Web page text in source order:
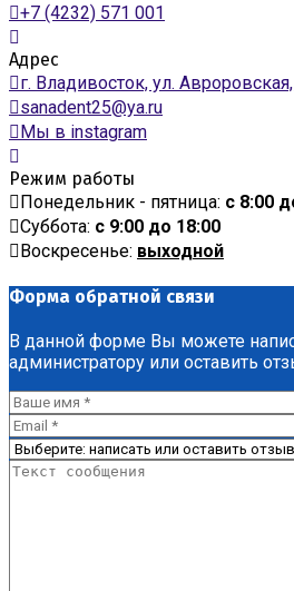
+7 (4232) 571 001
Адрес
г. Владивосток, ул.
sanadent25@ya.ru
Мы в instagram
Режим работы
Понедельник - пятница: с 8:00
Суббота: с 9:00 до 18:00
Воскресенье: выходной
Форма обратной связи
В данной форме Вы можете
администратору или оставить